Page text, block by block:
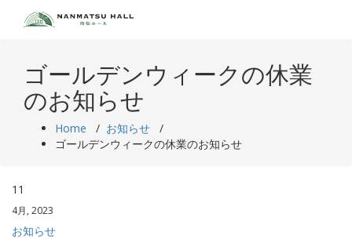
ゴールデンウィークの休業
のお知らせ
Home / お知らせ /
ゴールデンウィークの休業のお知らせ
11
4月, 2023
お知らせ